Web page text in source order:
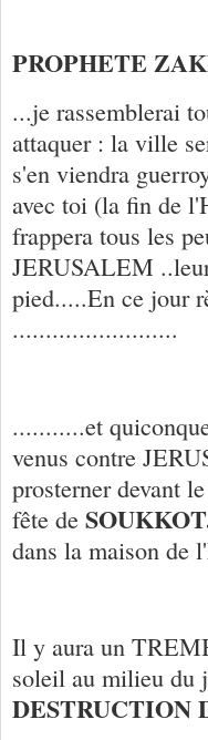
PROPHETE
...je rassemblerai
attaquer : la ville
s'en viendra
avec toi (la fin de
frappera tous les
JERUSALEM
pied.....En ce jour
.........................
...........et
venus contre
prosterner devant
fête de
dans la maison
Il y aura un
soleil au milieu du
DESTRUCTION